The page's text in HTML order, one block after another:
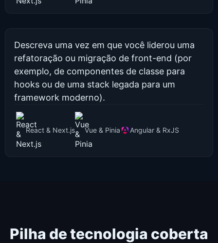
Descreva uma vez em que você liderou uma
refatoração ou migração de front-end (por
exemplo, de componentes de classe para
hooks ou de uma stack legada para um
framework moderno).
React & Next.js Vue & Pinia Angular & RxJS
Pilha de tecnologia coberta